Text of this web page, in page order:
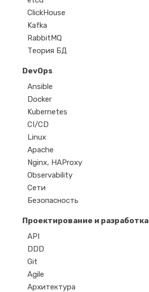
ClickHouse
Kafka
RabbitMQ
Теория БД
DevOps
Ansible
Docker
Kubernetes
CI/CD
Linux
Apache
Nginx, HAProxy
Observability
Сети
Безопасность
Проектирование и разработка
API
DDD
Git
Agile
Архитектура